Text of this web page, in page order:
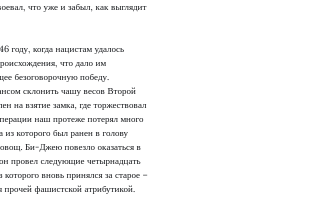
что уже и забыл, как выглядит
году, когда нацистам удалось
что дало им
безоговорочную победу.
склонить чашу весов Второй
на взятие замка, где торжествовал
наш протеже потерял много
которого был ранен в голову
Би-Джею повезло оказаться в
провел следующие четырнадцать
вновь принялся за старое –
прочей фашистской атрибутикой.